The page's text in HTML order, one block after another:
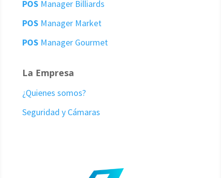
POS Manager Billiards
POS Manager Market
POS Manager Gourmet
La Empresa
¿Quienes somos?
Seguridad y Cámaras